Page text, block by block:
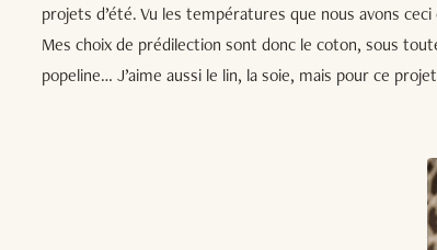
projets d’été. Vu les températures que nous avons
Mes choix de prédilection sont donc le coton, sous
popeline… J’aime aussi le lin, la soie, mais pour ce